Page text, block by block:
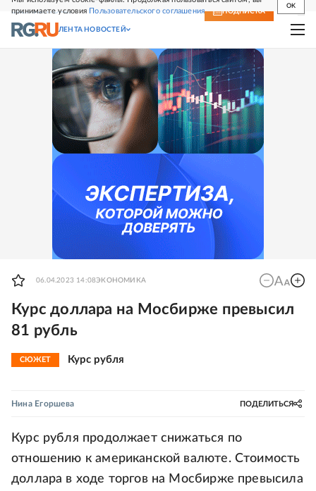
принимаете условия Пользовательского соглашения
OK
СВЕЖИЙ НОМЕР ПОДПИСКА
ЛЕНТА НОВОСТЕЙ
06.04.2023 14:08ЭКОНОМИКА
Курс доллара на Мосбирже превысил
81 рубль
СЮЖЕТ Курс рубля
Нина Егоршева ПОДЕЛИТЬСЯ
Курс рубля продолжает снижаться по
отношению к американской валюте. Стоимость
доллара в ходе торгов на Мосбирже превысила